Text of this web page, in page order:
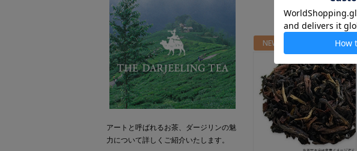
2,500円
NEW
アートと呼ばれるお茶、ダージリンの魅
力について詳しくご紹介いたします。